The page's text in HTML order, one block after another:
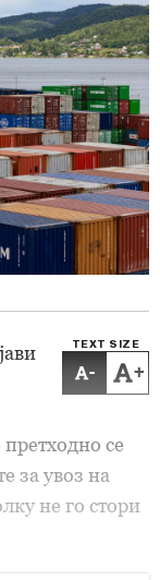
TEXT SIZE
- +
се
за увоз на
не го стори